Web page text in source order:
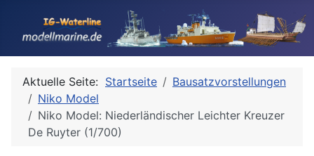
Aktuelle Seite: Startseite
Bausatzvorstellungen
Niko Model
Niko Model: Niederländischer Leichter Kreuzer
De Ruyter (1/700)